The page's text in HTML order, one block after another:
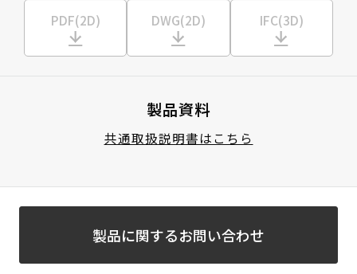
PDF(2D) DWG(2D) IFC(3D)
製品資料
共通取扱説明書はこちら
製品に関するお問い合わせ